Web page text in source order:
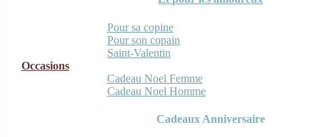
Pour sa copine
Pour son copain
Saint-Valentin
Occasions
Cadeau Noel Femme
Cadeau Noel Homme
Cadeaux Anniversaire